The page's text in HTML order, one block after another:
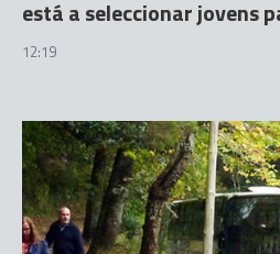
está a seleccionar jovens
12:19